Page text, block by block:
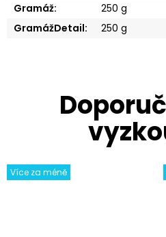
Více za méně
Gramáž:
250 g
GramážDetail: 250 g